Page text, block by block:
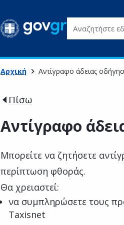
Αναζητήστε
Αρχική Αντίγραφο άδειας
Πίσω
Αντίγραφο
Μπορείτε να ζητήσετε
περίπτωση φθοράς.
Θα χρειαστεί:
να συμπληρώσετε τους
Taxisnet